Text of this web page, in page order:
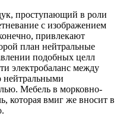
проступающий в роли
с изображением
привлекают
план нейтральные
подобных целл
электробаланс между
нейтральными
Мебель в морковно-
которая вмиг же вносит в